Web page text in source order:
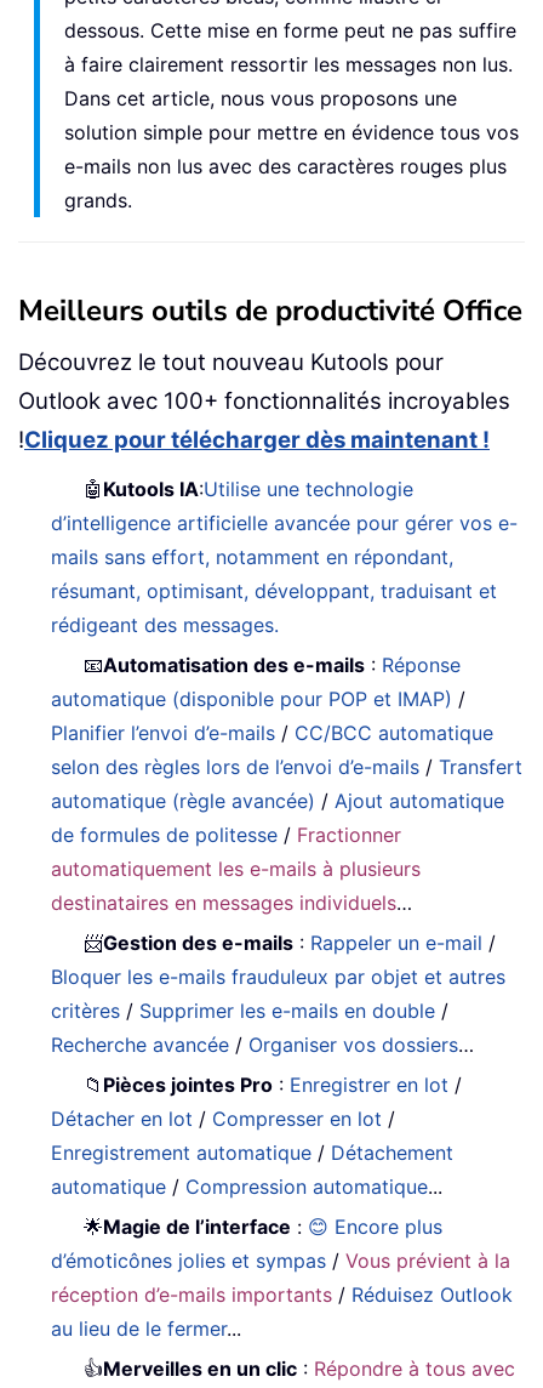
dessous. Cette mise en forme peut ne pas suffire
à faire clairement ressortir les messages non lus.
Dans cet article, nous vous proposons une
solution simple pour mettre en évidence tous vos
e-mails non lus avec des caractères rouges plus
grands.
Meilleurs outils de productivité Office
Découvrez le tout nouveau Kutools pour
Outlook avec 100+ fonctionnalités incroyables
!Cliquez pour télécharger dès maintenant !
🤖 Kutools IA:Utilise une technologie
d’intelligence artificielle avancée pour gérer vos e-
mails sans effort, notamment en répondant,
résumant, optimisant, développant, traduisant et
rédigeant des messages.
📧Automatisation des e-mails : Réponse
automatique (disponible pour POP et IMAP) /
Planifier l’envoi d’e-mails / CC/BCC automatique
selon des règles lors de l’envoi d’e-mails /Transfert
automatique (règle avancée) / Ajout automatique
de formules de politesse / Fractionner
automatiquement les e-mails à plusieurs
destinataires en messages individuels…
📨Gestion des e-mails : Rappeler un e-mail /
Bloquer les e-mails frauduleux par objet et autres
critères / Supprimer les e-mails en double /
Recherche avancée / Organiser vos dossiers…
📁 Pièces jointes Pro : Enregistrer en lot /
Détacher en lot / Compresser en lot /
Enregistrement automatique / Détachement
automatique / Compression automatique...
🌟Magie de l’interface : 😊 Encore plus
d’émoticônes jolies et sympas /Vous prévient à la
réception d’e-mails importants / Réduisez Outlook
au lieu de le fermer...
👍Merveilles en un clic : Répondre à tous avec